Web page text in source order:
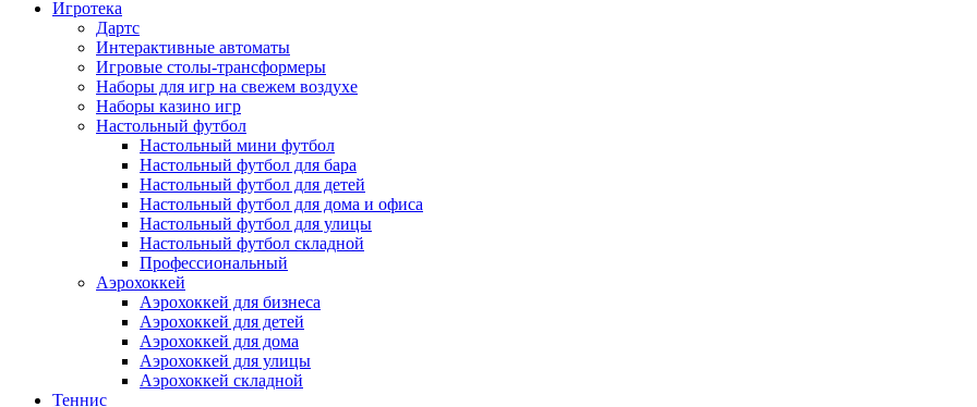
Игротека
Дартс
Интерактивные автоматы
Игровые столы-трансформеры
Наборы для игр на свежем воздухе
Наборы казино игр
Настольный футбол
Настольный мини футбол
Настольный футбол для бара
Настольный футбол для детей
Настольный футбол для дома и офиса
Настольный футбол для улицы
Настольный футбол складной
Профессиональный
Аэрохоккей
Аэрохоккей для бизнеса
Аэрохоккей для детей
Аэрохоккей для дома
Аэрохоккей для улицы
Аэрохоккей складной
Теннис